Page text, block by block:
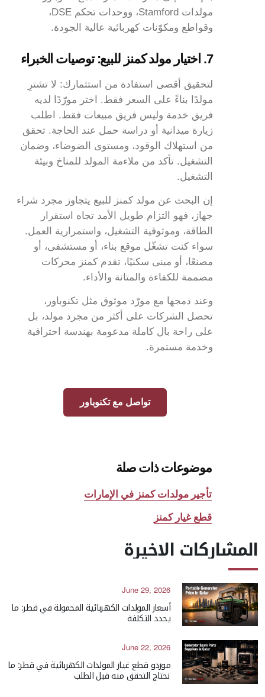
مولدات Stamford، ووحدات تحكم DSE،
وقواطع ومكوّنات كهربائية عالية الجودة.
7. اختيار مولد كمنز للبيع: توصيات الخبراء
لتحقيق أقصى استفادة من استثمارك: لا تشترِ
مولدًا بناءً على السعر فقط. اختر مورّدًا لديه
فريق خدمة وليس فريق مبيعات فقط. اطلب
زيارة ميدانية أو دراسة حمل عند الحاجة. تحقق
من استهلاك الوقود، ومستوى الضوضاء، وضمان
التشغيل. تأكد من ملاءمة المولد للمناخ وبيئة
التشغيل.
إن البحث عن مولد كمنز للبيع يتجاوز مجرد شراء
جهاز، فهو التزام طويل الأمد تجاه استقرار
الطاقة، وموثوقية التشغيل، واستمرارية العمل.
سواء كنت تشغّل موقع بناء، أو مستشفى، أو
مصنعًا، أو مبنى سكنيًا، تقدم كمنز محركات
مصممة للكفاءة والمتانة والأداء.
وعند دمجها مع مورّد موثوق مثل تكنوباور،
تحصل الشركات على أكثر من مجرد مولد، بل
على راحة بال كاملة مدعومة بهندسة احترافية
وخدمة مستمرة.
تواصل مع تكنوباور
موضوعات ذات صلة
تأجير مولدات كمنز في الإمارات
قطع غيار كمنز
المشاركات الاخيرة
June 29, 2026
أسعار المولدات الكهربائية المحمولة في قطر: ما
يحدد التكلفة
June 22, 2026
موردو قطع غيار المولدات الكهربائية في قطر: ما
تحتاج التحقق منه قبل الطلب